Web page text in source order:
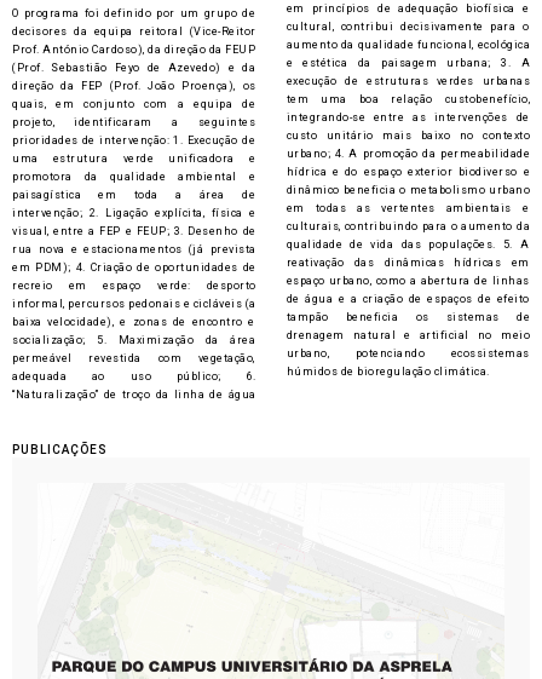
O programa foi definido por um grupo de
decisores da equipa reitoral (Vice-Reitor
Prof. António Cardoso), da direção da FEUP
(Prof. Sebastião Feyo de Azevedo) e da
direção da FEP (Prof. João Proença), os
quais, em conjunto com a equipa de
projeto, identificaram a seguintes
prioridades de intervenção: 1. Execução de
uma estrutura verde unificadora e
promotora da qualidade ambiental e
paisagística em toda a área de
intervenção; 2. Ligação explícita, física e
visual, entre a FEP e FEUP; 3. Desenho de
rua nova e estacionamentos (já prevista
em PDM); 4. Criação de oportunidades de
recreio em espaço verde: desporto
informal, percursos pedonais e cicláveis (a
baixa velocidade), e zonas de encontro e
socialização; 5. Maximização da área
permeável revestida com vegetação,
adequada ao uso público; 6.
“Naturalização” de troço da linha de água
em princípios de adequação biofísica e
cultural, contribui decisivamente para o
aumento da qualidade funcional, ecológica
e estética da paisagem urbana; 3. A
execução de estruturas verdes urbanas
tem uma boa relação custobenefício,
integrando-se entre as intervenções de
custo unitário mais baixo no contexto
urbano; 4. A promoção da permeabilidade
hídrica e do espaço exterior biodiverso e
dinâmico beneficia o metabolismo urbano
em todas as vertentes ambientais e
culturais, contribuindo para o aumento da
qualidade de vida das populações. 5. A
reativação das dinâmicas hídricas em
espaço urbano, como a abertura de linhas
de água e a criação de espaços de efeito
tampão beneficia os sistemas de
drenagem natural e artificial no meio
urbano, potenciando ecossistemas
húmidos de bioregulação climática.
PUBLICAÇÕES​